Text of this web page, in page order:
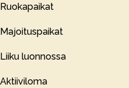
Ruokapaikat
Majoituspaikat
Liiku luonnossa
Aktiiviloma